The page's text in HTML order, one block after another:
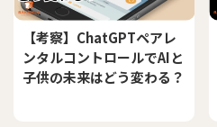
【考察】ChatGPTペアレ
ンタルコントロールでAIと
子供の未来はどう変わる？